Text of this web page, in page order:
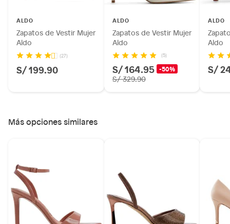
ALDO
Zapatos de Vestir Mujer
Aldo
(27)
S/ 199.90
ALDO
Zapatos de Vestir Mujer
Aldo
(5)
S/ 164.95 -50%
S/ 329.90
ALDO
Aldo
S/
Más opciones similares